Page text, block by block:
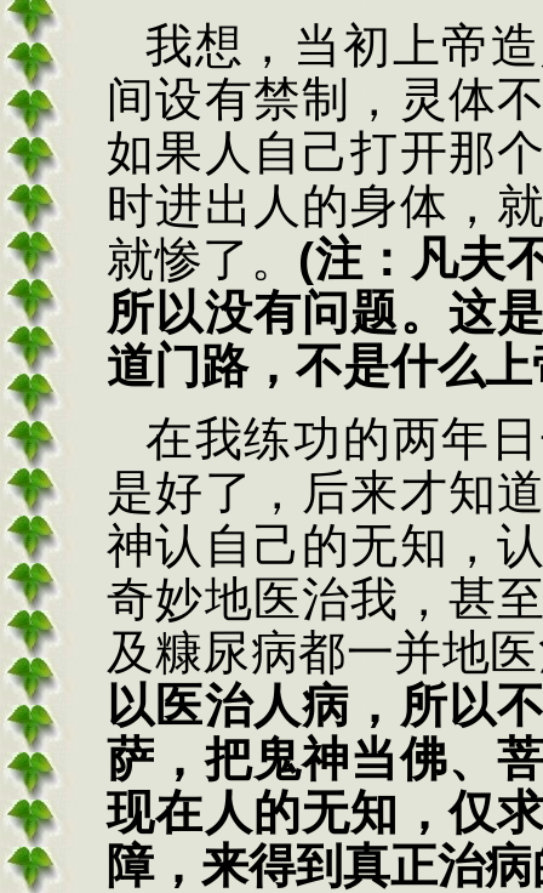
我想，当初上帝
间设有禁制，灵体
如果人自己打开那
时进出人的身体，
就惨了。 (注：凡夫
所以没有问题。这
道门路，不是什么
在我练功的两年
是好了，后来才知
神认自己的无知，
奇妙地医治我，甚
及糠尿病都一并地
以医治人病，所以
萨，把鬼神当佛、
现在人的无知，仅
障，来得到真正治